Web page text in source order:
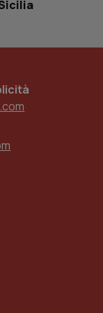
di accesso per
per mantenere
traccia
incorporati
del sito web sta
di